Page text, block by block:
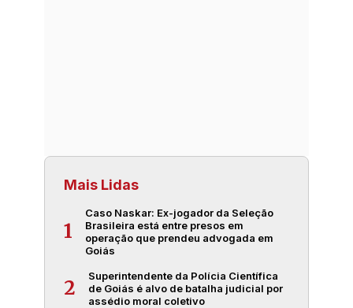
Mais Lidas
1
Caso Naskar: Ex-jogador da Seleção
Brasileira está entre presos em
operação que prendeu advogada em
Goiás
2
Superintendente da Polícia Científica
de Goiás é alvo de batalha judicial por
assédio moral coletivo